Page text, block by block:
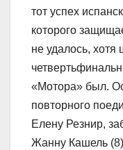
тот успех
которого
не удалось,
«Мотора» был.
повторного
Елену Резнир,
Жанну Кашель